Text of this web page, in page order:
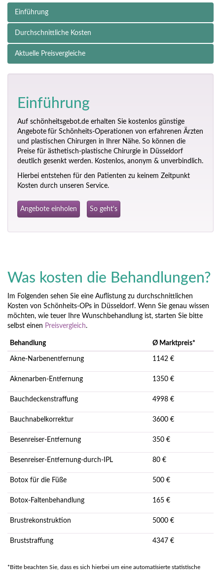
Einführung
Durchschnittliche Kosten
Aktuelle Preisvergleiche
Einführung
Auf schönheitsgebot.de erhalten Sie kostenlos günstige
Angebote für Schönheits-Operationen von erfahrenen Ärzten
und plastischen Chirurgen in Ihrer Nähe. So können die
Preise für ästhetisch-plastische Chirurgie in Düsseldorf
deutlich gesenkt werden. Kostenlos, anonym & unverbindlich.
Hierbei entstehen für den Patienten zu keinem Zeitpunkt
Kosten durch unseren Service.
Angebote einholen So geht's
Was kosten die Behandlungen?
Im Folgenden sehen Sie eine Auflistung zu durchschnittlichen
Kosten von Schönheits-OPs in Düsseldorf. Wenn Sie genau wissen
möchten, wie teuer Ihre Wunschbehandlung ist, starten Sie bitte
selbst einen Preisvergleich.
Behandlung Ø Marktpreis*
Akne-Narbenentfernung 1142 €
Aknenarben-Entfernung 1350 €
Bauchdeckenstraffung 4998 €
Bauchnabelkorrektur 3600 €
Besenreiser-Entfernung 350 €
Besenreiser-Entfernung-durch-IPL 80 €
Botox für die Füße 500 €
Botox-Faltenbehandlung 165 €
Brustrekonstruktion 5000 €
Bruststraffung 4347 €
*Bitte beachten Sie, dass es sich hierbei um eine automatisierte statistische